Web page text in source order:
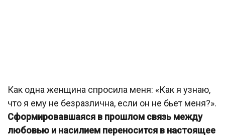
Как одна женщина спросила меня: «Как я узнаю,
что я ему не безразлична, если он не бьет меня?».
Сформировавшаяся в прошлом связь между
любовью и насилием переносится в настоящее